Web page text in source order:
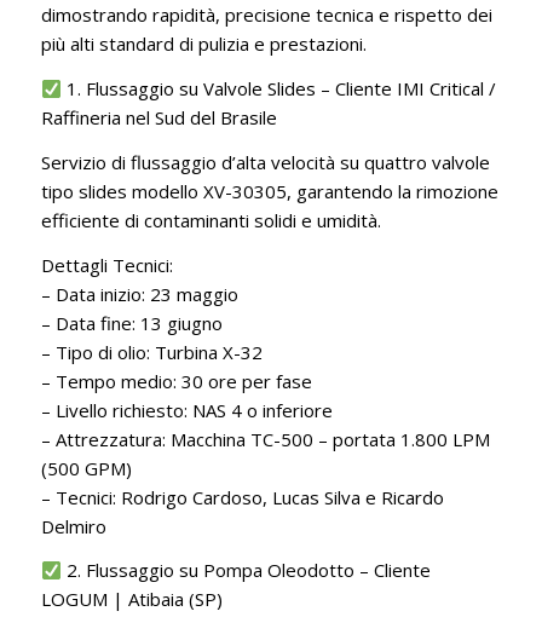
dimostrando rapidità, precisione tecnica e rispetto dei
più alti standard di pulizia e prestazioni.
1. Flussaggio su Valvole Slides – Cliente IMI Critical /
Raffineria nel Sud del Brasile
Servizio di flussaggio d’alta velocità su quattro valvole
tipo slides modello XV-30305, garantendo la rimozione
efficiente di contaminanti solidi e umidità.
Dettagli Tecnici:
– Data inizio: 23 maggio
– Data fine: 13 giugno
– Tipo di olio: Turbina X-32
– Tempo medio: 30 ore per fase
– Livello richiesto: NAS 4 o inferiore
– Attrezzatura: Macchina TC-500 – portata 1.800 LPM
(500 GPM)
– Tecnici: Rodrigo Cardoso, Lucas Silva e Ricardo
Delmiro
2. Flussaggio su Pompa Oleodotto – Cliente
LOGUM | Atibaia (SP)